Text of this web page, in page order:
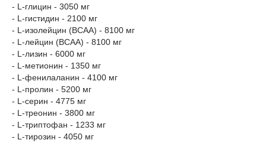
- L-глицин - 3050 мг
- L-гистидин - 2100 мг
- L-изолейцин (BCAA) - 8100 мг
- L-лейцин (BCAA) - 8100 мг
- L-лизин - 6000 мг
- L-метионин - 1350 мг
- L-фенилаланин - 4100 мг
- L-пролин - 5200 мг
- L-серин - 4775 мг
- L-треонин - 3800 мг
- L-триптофан - 1233 мг
- L-тирозин - 4050 мг